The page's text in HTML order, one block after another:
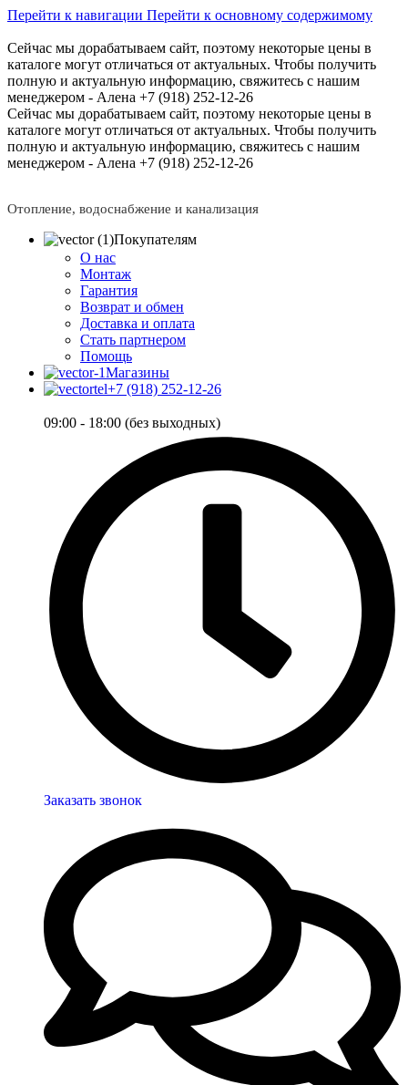
Перейти к навигации Перейти к основному содержимому
Сейчас мы дорабатываем сайт, поэтому некоторые цены в
каталоге могут отличаться от актуальных. Чтобы получить
полную и актуальную информацию, свяжитесь с нашим
менеджером - Алена +7 (918) 252-12-26
Сейчас мы дорабатываем сайт, поэтому некоторые цены в
каталоге могут отличаться от актуальных. Чтобы получить
полную и актуальную информацию, свяжитесь с нашим
менеджером - Алена +7 (918) 252-12-26
Отопление, водоснабжение и канализация
Покупателям
О нас
Монтаж
Гарантия
Возврат и обмен
Доставка и оплата
Стать партнером
Помощь
Магазины
+7 (918) 252-12-26
09:00 - 18:00 (без выходных)
Заказать звонок